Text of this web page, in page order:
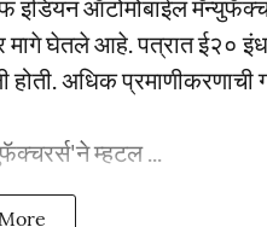
इंडियन ऑटोमोबाईल
मागे घेतले आहे. पत्रात ई२०
होती. अधिक
म्हटल ...